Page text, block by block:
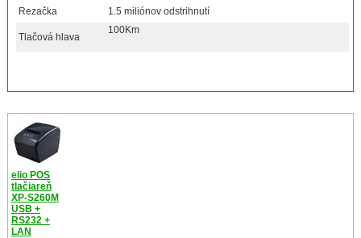
Rezačka
1.5 miliónov odstrihnutí
Tlačová hlava
100Km
elio POS
tlačiareň
XP-S260M
USB +
RS232 +
LAN